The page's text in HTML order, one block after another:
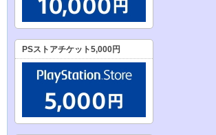
PSストアチケット5,000円